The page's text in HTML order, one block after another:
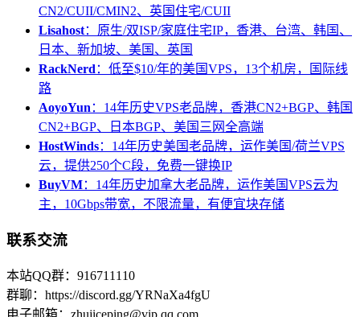
CN2/CUII/CMIN2、英国住宅/CUII
Lisahost：原生/双ISP/家庭住宅IP，香港、台湾、韩国、
日本、新加坡、美国、英国
RackNerd：低至$10/年的美国VPS，13个机房，国际线
路
AoyoYun：14年历史VPS老品牌，香港CN2+BGP、韩国
CN2+BGP、日本BGP、美国三网全高端
HostWinds：14年历史美国老品牌，运作美国/荷兰VPS
云，提供250个C段，免费一键换IP
BuyVM：14年历史加拿大老品牌，运作美国VPS云为
主，10Gbps带宽，不限流量，有便宜块存储
联系交流
本站QQ群：916711110
群聊：https://discord.gg/YRNaXa4fgU
电子邮箱：zhujiceping@vip.qq.com